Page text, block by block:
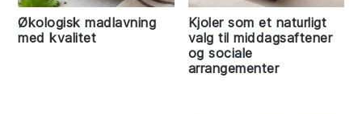
Økologisk madlavning
med kvalitet
Kjoler som et naturligt
valg til middagsaftener
og sociale
arrangementer